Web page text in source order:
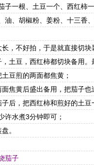
一根、土豆一个、西红柿一
、胡椒粉、姜粉、十三香、
不好拍，于是就直接切块
豆，西红柿都切块备用。
煎的两面都焦黄；
黄后盛出备用，把茄子也
，把西红柿和煎好的土豆
许水煮3分钟即可；
。
茄子